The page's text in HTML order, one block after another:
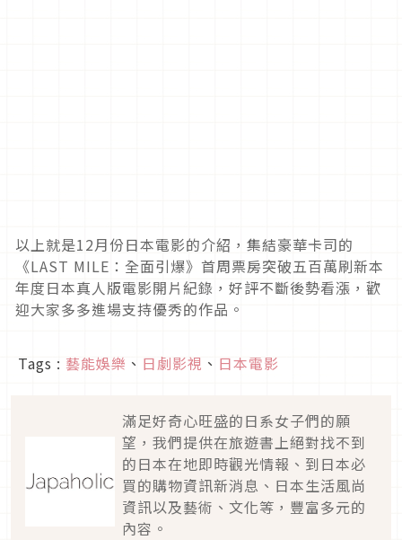
以上就是12月份日本電影的介紹，集結豪華卡司的
《LAST MILE：全面引爆》首周票房突破五百萬刷新本
年度日本真人版電影開片紀錄，好評不斷後勢看漲，歡
迎大家多多進場支持優秀的作品。
Tags : 藝能娛樂 、 日劇影視 、 日本電影
滿足好奇心旺盛的日系女子們的願
望，我們提供在旅遊書上絕對找不到
的日本在地即時觀光情報、到日本必
買的購物資訊新消息、日本生活風尚
資訊以及藝術、文化等，豐富多元的
內容。